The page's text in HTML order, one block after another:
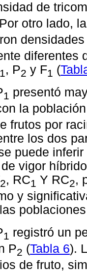
de
otro lado,
diferentes
1, P2 y F1 (
1 presentó
la
frutos por
los dos
puede
vigor
2, RC1 Y RC2,
y
1 registró un
P2 (Tabla 6).
de fruto,